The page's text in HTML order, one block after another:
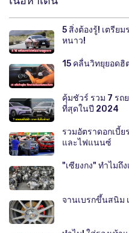
5 สิ่งต้องรู้! เตรีย
หนาว!
15 คลื่นวิทยุยอด
คุ้มชัวร์ รวม 7 รถ
ที่สุดในปี 2024
รวมอัตราดอกเบี้
และไฟแนนซ์
"เซียงกง" ทำไมถึ
จานเบรกขึ้นสนิม